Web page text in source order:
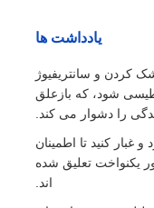
یادداشت ها
کردن و سانتریفیوژ
شود، که بازعلق
را دشوار می کند.
غبار کنید تا اطمینان
یکنواخت تعلیق شده
اند.